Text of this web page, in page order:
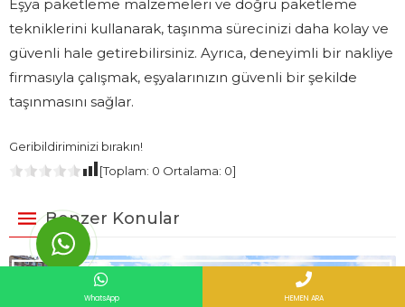
Eşya paketleme malzemeleri ve doğru paketleme
tekniklerini kullanarak, taşınma sürecinizi daha kolay ve
güvenli hale getirebilirsiniz. Ayrıca, deneyimli bir nakliye
firmasıyla çalışmak, eşyalarınızın güvenli bir şekilde
taşınmasını sağlar.
Geribildiriminizi bırakın!
[Toplam: 0 Ortalama: 0]
Benzer Konular
WhatsApp HEMEN ARA